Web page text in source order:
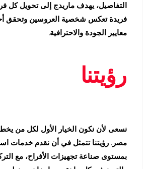
التفاصيل، يهدف ماريدج إلى تحويل كل
فريدة تعكس شخصية العروسين وتحقق
معايير الجودة والاحترافية.
رؤيتنا
نسعى لأن نكون الخيار الأول لكل من
مصر. رؤيتنا تتمثل في أن نقدم خدمات
بمستوى صناعة تجهيزات الأفراح، مع